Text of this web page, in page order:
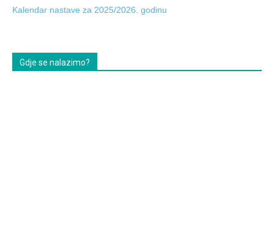
Kalendar nastave za 2025/2026. godinu
Gdje se nalazimo?